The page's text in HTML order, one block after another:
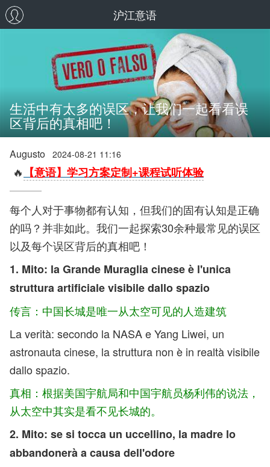
沪江意语
生活中有太多的误区，让我们一起看看误
区背后的真相吧！
Augusto 2024-08-21 11:16
🔥 【意语】学习方案定制+课程试听体验
每个人对于事物都有认知，但我们的固有认知是正确
的吗？并非如此。我们一起探索30余种最常见的误区
以及每个误区背后的真相吧！
1. Mito: la Grande Muraglia cinese è l'unica
struttura artificiale visibile dallo spazio
传言：中国长城是唯一从太空可见的人造建筑
La verità: secondo la NASA e Yang Liwei, un
astronauta cinese, la struttura non è in realtà visibile
dallo spazio.
真相：根据美国宇航局和中国宇航员杨利伟的说法，
从太空中其实是看不见长城的。
2. Mito: se si tocca un uccellino, la madre lo
abbandonerà a causa dell'odore